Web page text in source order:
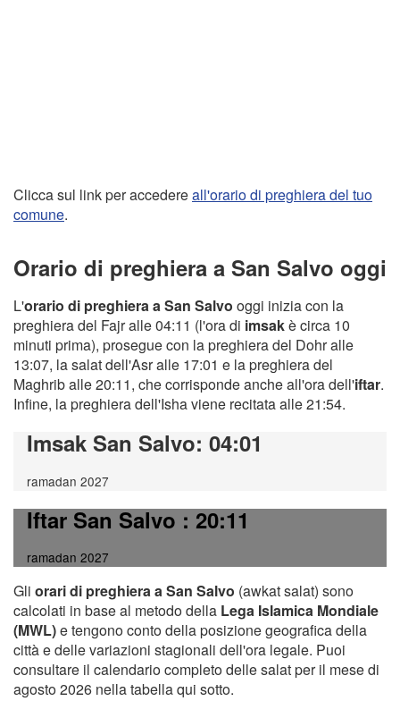
Clicca sul link per accedereall'orario di preghiera del tuo
comune.
Orario di preghiera a San Salvo oggi
L'orario di preghiera a San Salvo oggi inizia con la
preghiera del Fajr alle 04:11 (l'ora di imsakè circa 10
minuti prima), prosegue con la preghiera del Dohr alle
13:07, la salat dell'Asr alle 17:01 e la preghiera del
Maghrib alle 20:11, che corrisponde anche all'ora dell'iftar.
Infine, la preghiera dell'Isha viene recitata alle 21:54.
Imsak San Salvo: 04:01
ramadan 2027
Iftar San Salvo: 20:11
ramadan 2027
Gli orari di preghiera a San Salvo (awkat salat) sono
calcolati in base al metodo della Lega Islamica Mondiale
(MWL)e tengono conto della posizione geografica della
città e delle variazioni stagionali dell'ora legale. Puoi
consultare il calendario completo delle salat per il mese di
agosto 2026 nella tabella qui sotto.